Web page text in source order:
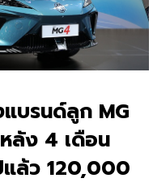
บรนด์ลูก MG
ลัง 4 เดือน
แล้ว 120,000